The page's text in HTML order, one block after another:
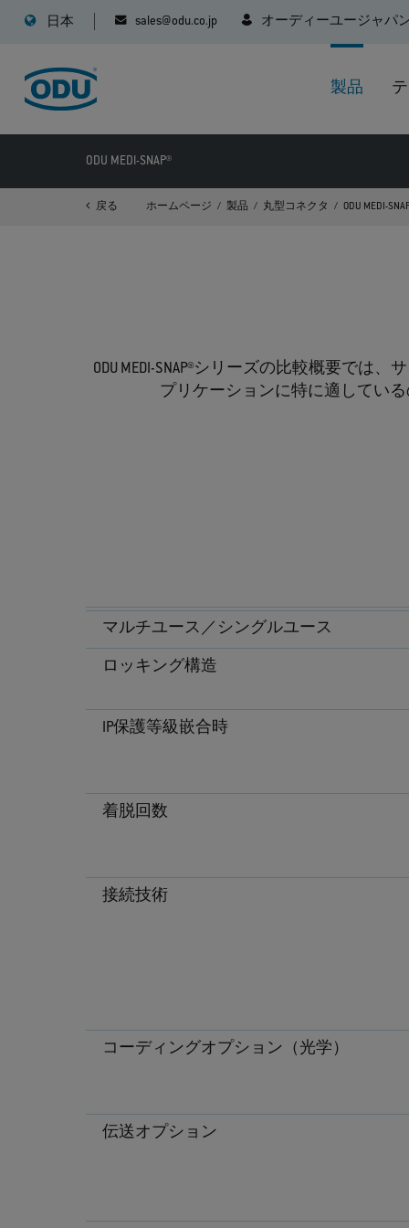
日本 sales@odu.co.jp オーディーユージャパ
製品
ODU MEDI-SNAP®
戻る ホームページ 製品 丸型コネクタ ODU MEDI-
ODU MEDI-SNAP®シリーズの比較概要で
プリケーションに特に適してい
マルチユース／シングルユース
ロッキング構造
IP保護等級嵌合時
着脱回数
接続技術
コーディングオプション（光学）
伝送オプション